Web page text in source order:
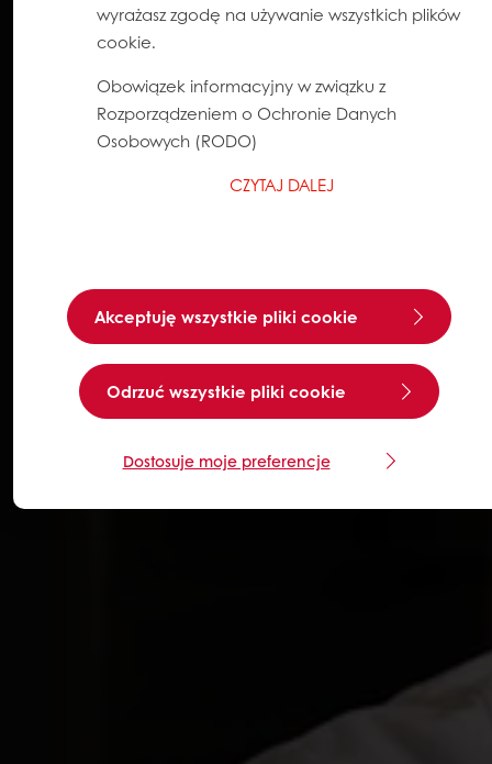
wyrażasz zgodę na używanie wszystkich plików
cookie.
Obowiązek informacyjny w związku z
Rozporządzeniem o Ochronie Danych
Osobowych (RODO)
CZYTAJ DALEJ
Akceptuję wszystkie pliki cookie
Odrzuć wszystkie pliki cookie
Dostosuje moje preferencje